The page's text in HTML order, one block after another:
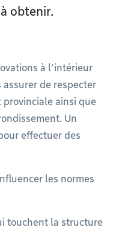
obtenir.
à l’intérieur
assurer de respecter
ainsi que
Un
effectuer des
les normes
touchent la structure